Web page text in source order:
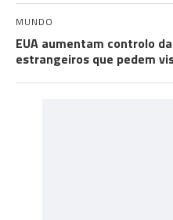
MUNDO
EUA aumentam controlo
estrangeiros que pedem